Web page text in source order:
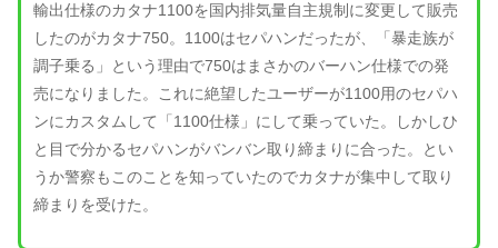
輸出仕様のカタナ1100を国内排気量自主規制に変更して販売
したのがカタナ750。1100はセパハンだったが、「暴走族が
調子乗る」という理由で750はまさかのバーハン仕様での発
売になりました。これに絶望したユーザーが1100用のセパハ
ンにカスタムして「1100仕様」にして乗っていた。しかしひ
と目で分かるセパハンがバンバン取り締まりに合った。とい
うか警察もこのことを知っていたのでカタナが集中して取り
締まりを受けた。